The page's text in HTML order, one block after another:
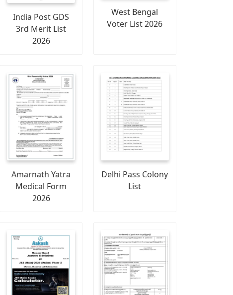
India Post GDS
3rd Merit List
2026
West Bengal
Voter List 2026
Amarnath Yatra
Medical Form
2026
Delhi Pass Colony
List